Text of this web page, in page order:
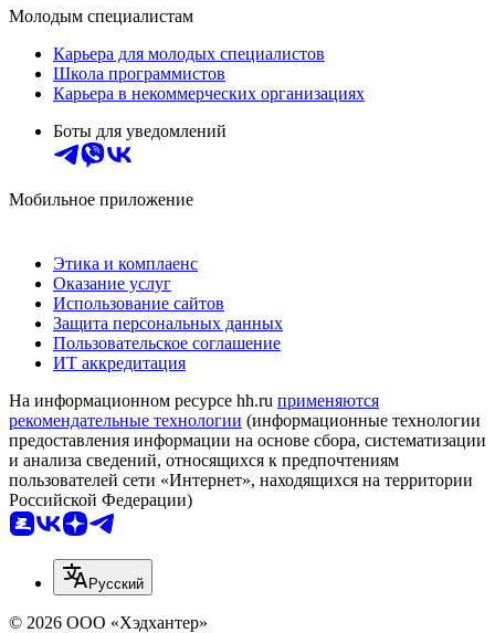
Молодым специалистам
Карьера для молодых специалистов
Школа программистов
Карьера в некоммерческих организациях
Боты для уведомлений
Мобильное приложение
Этика и комплаенс
Оказание услуг
Использование сайтов
Защита персональных данных
Пользовательское соглашение
ИТ аккредитация
На информационном ресурсе hh.ru применяются
рекомендательные технологии (информационные технологии
предоставления информации на основе сбора, систематизации
и анализа сведений, относящихся к предпочтениям
пользователей сети «Интернет», находящихся на территории
Российской Федерации)
Русский
© 2026 ООО «Хэдхантер»